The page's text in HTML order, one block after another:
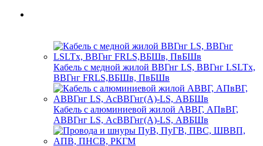
Кабель с медной жилой ВВГнг LS, ВВГнг LSLTx,
ВВГнг FRLS,ВБШв, ПвБШв
Кабель с алюминиевой жилой АВВГ, АПвВГ,
АВВГнг LS, АсВВГнг(А)-LS, АВБШв